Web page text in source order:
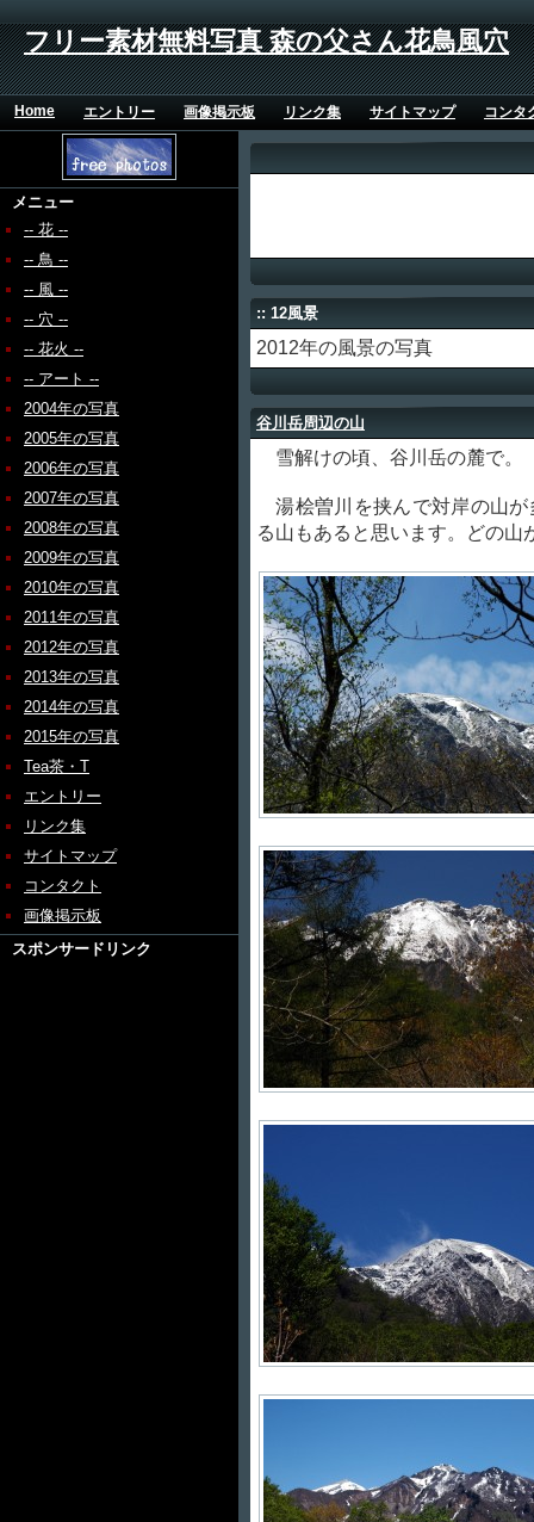
フリー素材無料写真 森の父さん花鳥風穴
Home エントリー 画像掲示板 リンク集 サイトマップ コンタ
メニュー
-- 花 --
-- 鳥 --
-- 風 --
-- 穴 --
-- 花火 --
-- アート --
2004年の写真
2005年の写真
2006年の写真
2007年の写真
2008年の写真
2009年の写真
2010年の写真
2011年の写真
2012年の写真
2013年の写真
2014年の写真
2015年の写真
Tea茶・T
エントリー
リンク集
サイトマップ
コンタクト
画像掲示板
スポンサードリンク
:: 12風景
2012年の風景の写真
谷川岳周辺の山
雪解けの頃、谷川岳の麓で。
湯桧曽川を挟んで対岸の山が
る山もあると思います。どの